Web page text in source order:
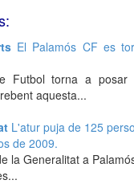
El Palamós CF es
Futbol torna a
aquesta...
L'atur puja de 125
de 2009.
la Generalitat a